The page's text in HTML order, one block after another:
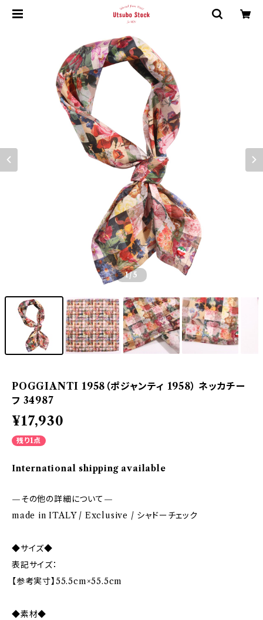
1/5
POGGIANTI 1958（ポジャンティ 1958） ネッカチー
フ 34987
¥17,930
残り1点
International shipping available
—その他の詳細について—
made in ITALY / Exclusive / シャドーチェック
◆サイズ◆
表記サイズ：
【参考実寸】55.5cm×55.5cm
◆素材◆